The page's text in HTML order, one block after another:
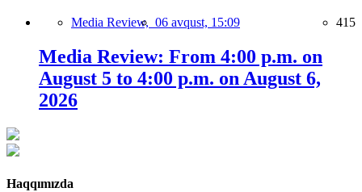
Media Review, 06 avqust, 15:09 415
Media Review: From 4:00 p.m. on
August 5 to 4:00 p.m. on August 6,
2026
Haqqımızda